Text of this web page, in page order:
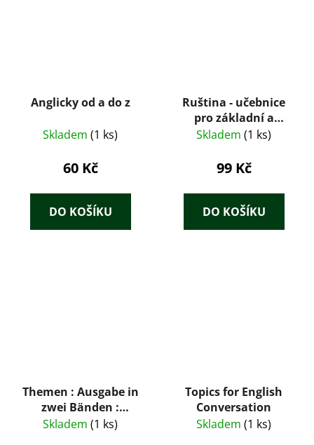
Anglicky od a do z
Skladem (1 ks)
60 Kč
DO KOŠÍKU
Ruština - učebnice
pro základní a
odborné kroužky
ruštiny
Skladem (1 ks)
99 Kč
DO KOŠÍKU
Themen : Ausgabe in
zwei Bänden :
Lehrwerk für Deutsch
Skladem (1 ks)
Topics for English
Conversation
Skladem (1 ks)